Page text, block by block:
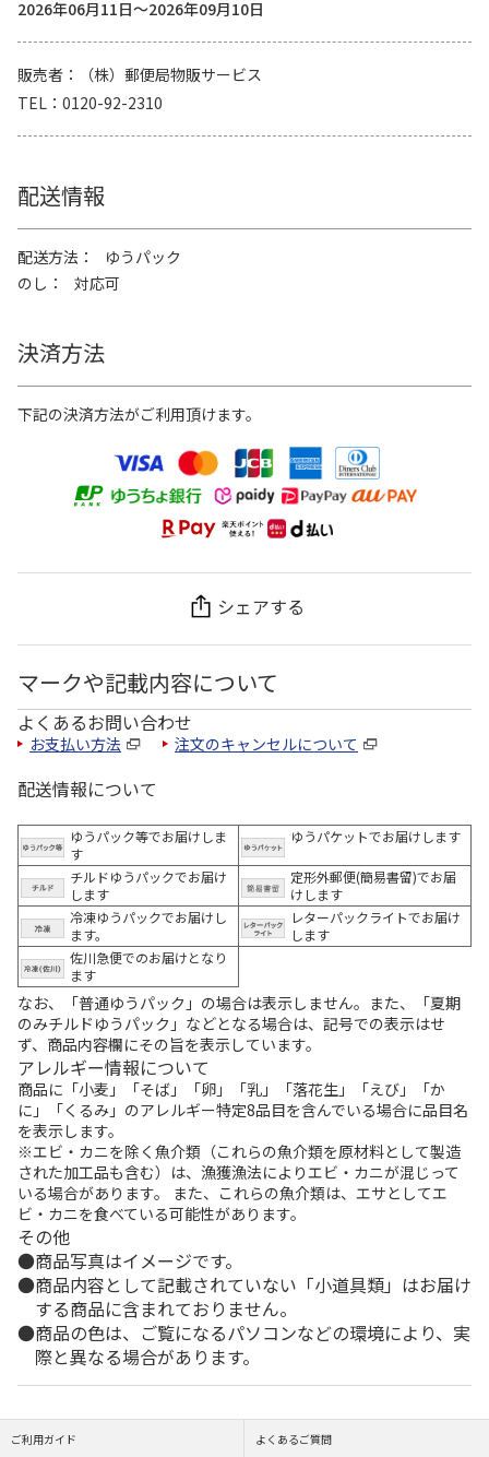
2026年06月11日～2026年09月10日
販売者
（株）郵便局物販サービス
TEL
0120-92-2310
配送情報
配送方法
ゆうパック
のし
対応可
決済方法
下記の決済方法がご利用頂けます。
シェアする
マークや記載内容について
よくあるお問い合わせ
お支払い方法 注文のキャンセルについて
配送情報について
ゆうパック等でお届けしま
す
ゆうパケットでお届けします
チルドゆうパックでお届け
します
定形外郵便(簡易書留)でお届
けします
冷凍ゆうパックでお届けし
ます。
レターパックライトでお届け
します
佐川急便でのお届けとなり
ます
なお、「普通ゆうパック」の場合は表示しません。また、「夏期
のみチルドゆうパック」などとなる場合は、記号での表示はせ
ず、商品内容欄にその旨を表示しています。
アレルギー情報について
商品に「小麦」「そば」「卵」「乳」「落花生」「えび」「か
に」「くるみ」のアレルギー特定8品目を含んでいる場合に品目名
を表示します。
※エビ・カニを除く魚介類（これらの魚介類を原材料として製造
された加工品も含む）は、漁獲漁法によりエビ・カニが混じって
いる場合があります。 また、これらの魚介類は、エサとしてエ
ビ・カニを食べている可能性があります。
その他
商品写真はイメージです。
商品内容として記載されていない「小道具類」はお届け
する商品に含まれておりません。
商品の色は、ご覧になるパソコンなどの環境により、実
際と異なる場合があります。
ご利用ガイド よくあるご質問